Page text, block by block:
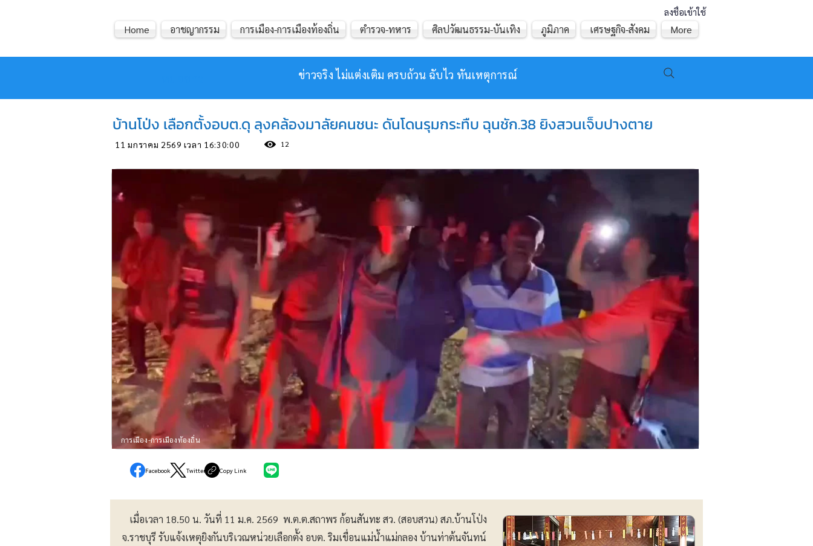
ลงชื่อเข้าใช้
ข่าวจริง ไม่แต่งเติม ครบถ้วน ฉับไว ทันเหตุการณ์
Home อาชญากรรม การเมือง-การเมืองท้องถิ่น ตำรวจ-ทหาร ศิลปวัฒนธรรม-บันเทิง ภูมิภาค เศรษฐกิจ-สังคม More
บ้านโป่ง เลือกตั้งอบต.ดุ ลุงคล้องมาลัยคนชนะ ดันโดนรุมกระทืบ ฉุนชัก.38 ยิงสวนเจ็บปางตาย
11 มกราคม 2569 เวลา 16:30:00 12
การเมือง-การเมืองท้องถิ่น
Facebook Twitter Copy Link
เมื่อเวลา 18.50 น. วันที่ 11 ม.ค. 2569 พ.ต.ต.สถาพร ก้อนสันทะ สว. (สอบสวน) สภ.บ้านโป่ง
จ.ราชบุรี รับแจ้งเหตุยิงกันบริเวณหน่วยเลือกตั้ง อบต. ริมเขื่อนแม่น้ำแม่กลอง บ้านท่าต้นจันทน์